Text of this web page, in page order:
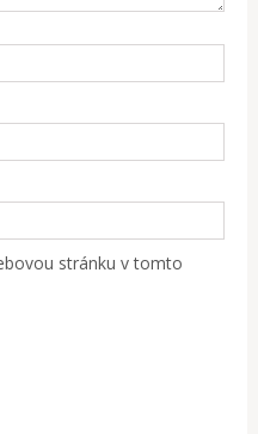
stránku v tomto